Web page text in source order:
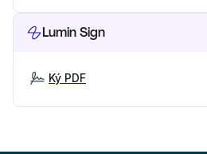
Lumin Sign
Ký PDF